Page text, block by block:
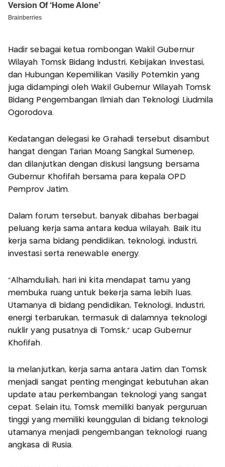
Hadir sebagai ketua rombongan Wakil Gubernur
Wilayah Tomsk Bidang Industri, Kebijakan Investasi,
dan Hubungan Kepemilikan Vasiliy Potemkin yang
juga didampingi oleh Wakil Gubernur Wilayah Tomsk
Bidang Pengembangan Ilmiah dan Teknologi Liudmila
Ogorodova.
Kedatangan delegasi ke Grahadi tersebut disambut
hangat dengan Tarian Moang Sangkal Sumenep,
dan dilanjutkan dengan diskusi langsung bersama
Gubernur Khofifah bersama para kepala OPD
Pemprov Jatim.
Dalam forum tersebut, banyak dibahas berbagai
peluang kerja sama antara kedua wilayah. Baik itu
kerja sama bidang pendidikan, teknologi, industri,
investasi serta renewable energy.
"Alhamduliah, hari ini kita mendapat tamu yang
membuka ruang untuk bekerja sama lebih luas.
Utamanya di bidang pendidikan, Teknologi, Industri,
energi terbarukan, termasuk di dalamnya teknologi
nuklir yang pusatnya di Tomsk," ucap Gubernur
Khofifah.
Ia melanjutkan, kerja sama antara Jatim dan Tomsk
menjadi sangat penting mengingat kebutuhan akan
update atau perkembangan teknologi yang sangat
cepat. Selain itu, Tomsk memiliki banyak perguruan
tinggi yang memiliki keunggulan di bidang teknologi
utamanya menjadi pengembangan teknologi ruang
angkasa di Rusia.